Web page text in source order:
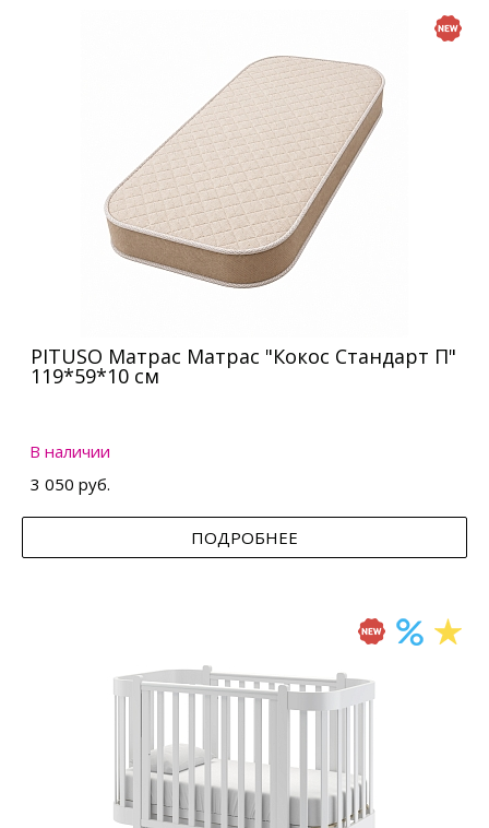
PITUSO Матрас Матрас "Кокос Стандарт П"
119*59*10 см
В наличии
3 050 руб.
ПОДРОБНЕЕ